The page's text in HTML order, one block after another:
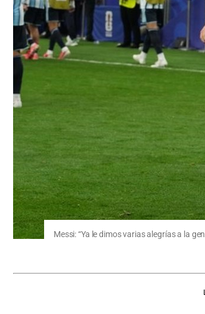
Messi: “Ya le dimos varias alegrías a la